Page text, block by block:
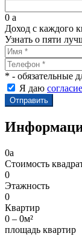
0 a
Доход с каждого
Узнать о пяти
* - обязательные
Я даю
0a
Стоимость
0
Этажность
0
Квартир
0 – 0м²
площадь квартир